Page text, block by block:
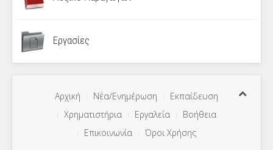
Εργασίες
Αρχική Νέα/Ενημέρωση
Εκπαίδευση
Χρηματιστήρια
Εργαλεία
Βοήθεια
Επικοινωνία
Όροι Χρήσης